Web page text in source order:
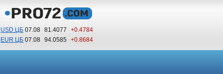
USD ЦБ 07.08 81.4077
+0.4784
EUR ЦБ 07.08 94.0585 +0.8684
11 03